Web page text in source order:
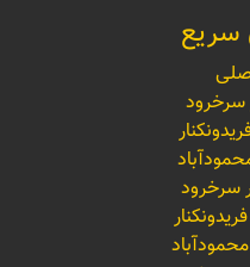
سریع
سرخرود
سرخرود